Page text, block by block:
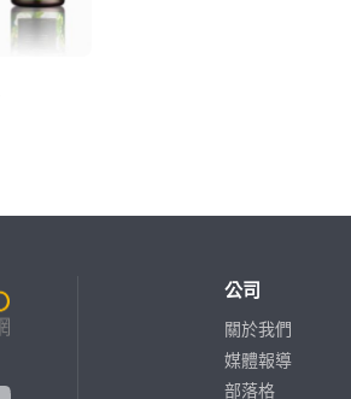
公司
關於我們
媒體報導
部落格